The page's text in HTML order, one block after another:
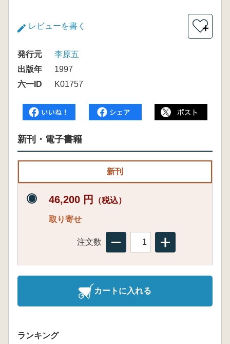
レビューを書く ＋
発行元
李原五
出版年
1997
六一ID
K01757
新刊・電子書籍
新刊
46,200 円 （税込）
取り寄せ
注文数
カートに入れる
ランキング